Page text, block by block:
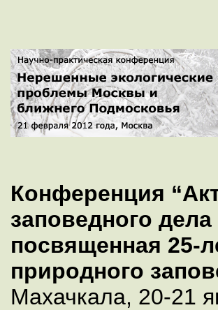
Конференция
заповедного
посвященная 25-
природного
Махачкала, 20-21